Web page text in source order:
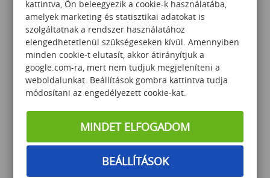
Prezentációs Intelligencia –
Döntéshozók Nyelvén
69 500 Ft
PowerQuery középhaladó
kattintva, Ön beleegyezik a cookie-k használatába,
amelyek marketing és statisztikai adatokat is
szolgáltatnak a rendszer használatához
elengedhetetlenül szükségeseken kívül. Amennyiben
minden cookie-t elutasít, akkor átirányítjuk a
google.com-ra, mert nem tudjuk megjeleníteni a
weboldalunkat. Beállítások gombra kattintva tudja
módosítani az engedélyezett cookie-kat.
MINDET ELFOGADOM
BEÁLLÍTÁSOK